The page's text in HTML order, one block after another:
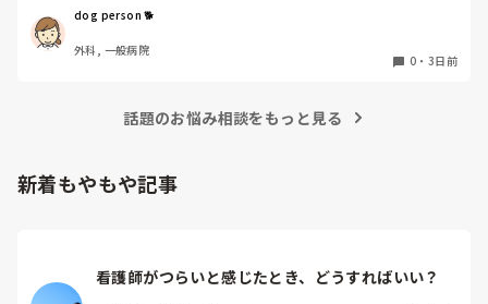
dog person 🐕
外科, 一般病院
0 ・ 3日前
話題のお悩み相談をもっと見る
新着もやもや記事
看護師がつらいと感じたとき、どうすればいい？